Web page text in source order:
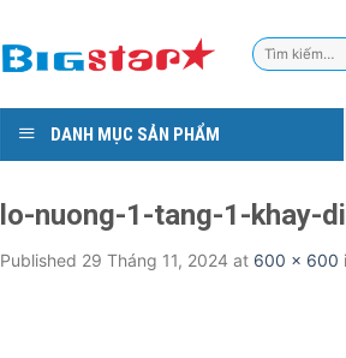
Tìm
kiếm:
DANH MỤC SẢN PHẨM
lo-nuong-1-tang-1-khay-
Published 29 Tháng 11, 2024 at 600 × 600